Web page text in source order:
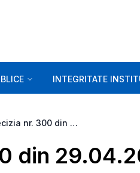
INTEGRITATE
Decizia nr. 300 din 29.04.2025
din